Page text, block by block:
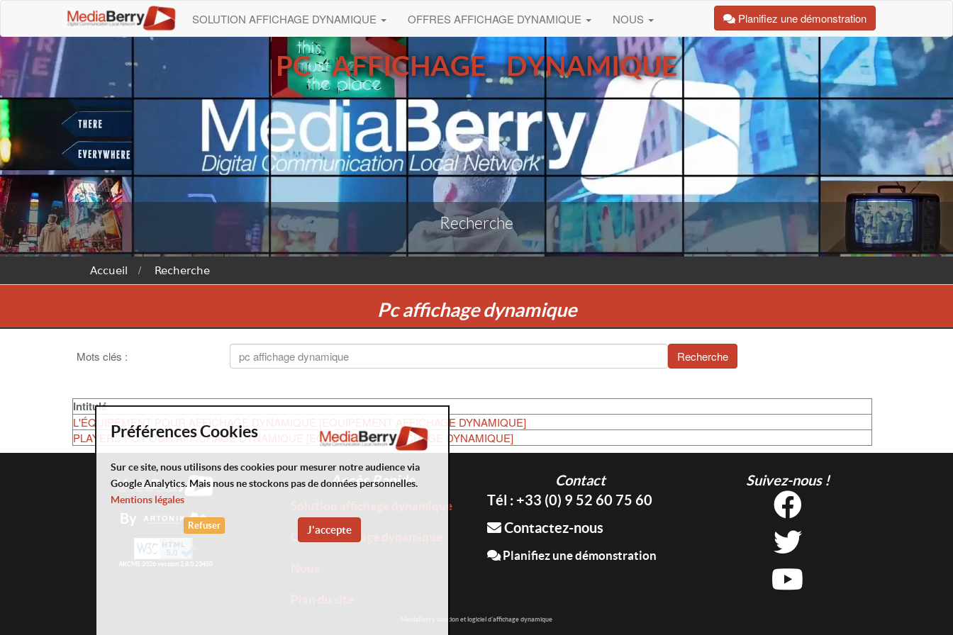
Planifiez une démonstration
SOLUTION AFFICHAGE DYNAMIQUE OFFRES AFFICHAGE DYNAMIQUE NOUS
PC AFFICHAGE DYNAMIQUE
Recherche
Accueil Recherche
Pc affichage dynamique
Mots clés : Recherche
Intitulé
L'ÉQUIPEMENT POUR AFFICHAGE DYNAMIQUE [EQUIPEMENT AFFICHAGE DYNAMIQUE]
PLAYERS PC POUR AFFICHAGE DYNAMIQUE [EQUIPEMENT AFFICHAGE DYNAMIQUE]
By
AKCMS 2026 version 2.8.0.23450
Accès Rapide
Solution affichage dynamique
Offres Affichage dynamique
Contact
Tél : +33 (0) 9 52 60 75 60
Contactez-nous
Planifiez une démonstration
Suivez-nous !
MediaBerry solution et logiciel d'affichage dynamique
Préférences Cookies
Sur ce site, nous utilisons des cookies pour mesurer notre audience via
Google Analytics. Mais nous ne stockons pas de données personnelles.
Mentions légales
J'accepte
Refuser